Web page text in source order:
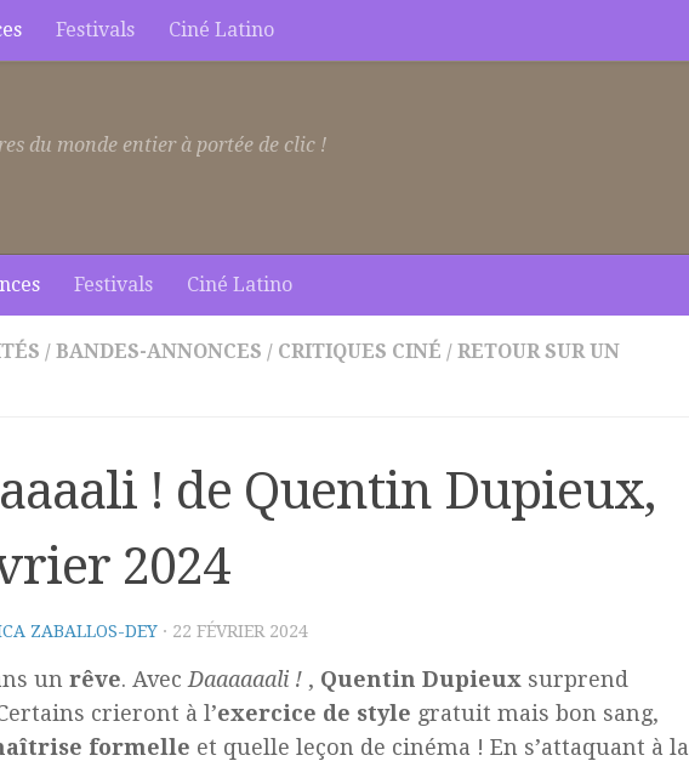
Festivals Ciné Latino
du monde entier à portée de clic !
Festivals Ciné Latino
/ BANDES-ANNONCES / CRITIQUES CINÉ / RETOUR SUR UN
! de Quentin Dupieux,
2024
ZABALLOS-DEY · 22 FÉVRIER 2024
un rêve. Avec Daaaaaali ! , Quentin Dupieux surprend
crieront à l’exercice de style gratuit mais bon sang,
formelle et quelle leçon de cinéma ! En s’attaquant à la